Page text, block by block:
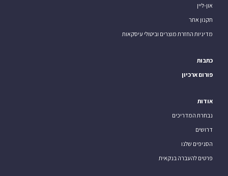
און-ליין
תקנון אתר
מדיניות החזרת מוצרים וביטולי עיסקאות
כתבות
פורום ארכיון
אודות
נבחרת המדריכים
דרושים
הסניפים שלנו
פרטים להעברה בנקאית